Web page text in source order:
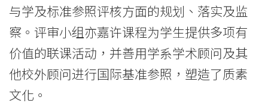
香
港
浸
与学及标准参照评核方面的规划、落实及监
察。评审小组亦嘉许课程为学生提供多项有
价值的联课活动，并善用学系学术顾问及其
他校外顾问进行国际基准参照，塑造了质素
文化。